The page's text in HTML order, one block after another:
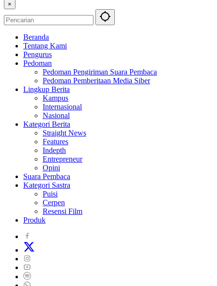
×
Beranda
Tentang Kami
Pengurus
Pedoman
Pedoman Pengiriman Suara Pembaca
Pedoman Pemberitaan Media Siber
Lingkup Berita
Kampus
Internasional
Nasional
Kategori Berita
Straight News
Features
Indepth
Entrepreneur
Opini
Suara Pembaca
Kategori Sastra
Puisi
Cerpen
Resensi Film
Produk